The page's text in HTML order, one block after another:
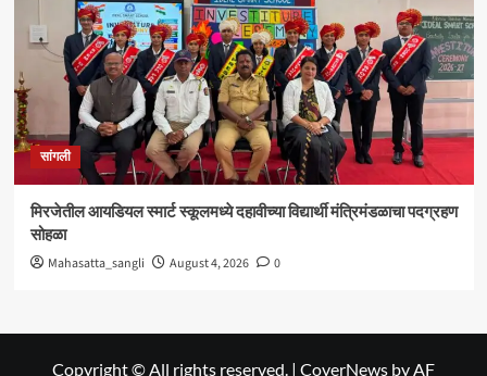
सांगली
मिरजेतील आयडियल स्मार्ट स्कूलमध्ये दहावीच्या विद्यार्थी मंत्रिमंडळाचा पदग्रहण
सोहळा
Mahasatta_sangli August 4, 2026 0
Copyright © All rights reserved. | CoverNews by AF